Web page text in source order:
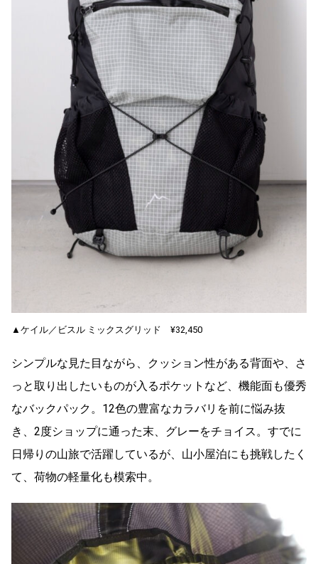
▲ケイル／ビスル ミックスグリッド ¥32,450
シンプルな見た目ながら、クッション性がある背面や、さ
っと取り出したいものが入るポケットなど、機能面も優秀
なバックパック。12色の豊富なカラバリを前に悩み抜
き、2度ショップに通った末、グレーをチョイス。すでに
日帰りの山旅で活躍しているが、山小屋泊にも挑戦したく
て、荷物の軽量化も模索中。